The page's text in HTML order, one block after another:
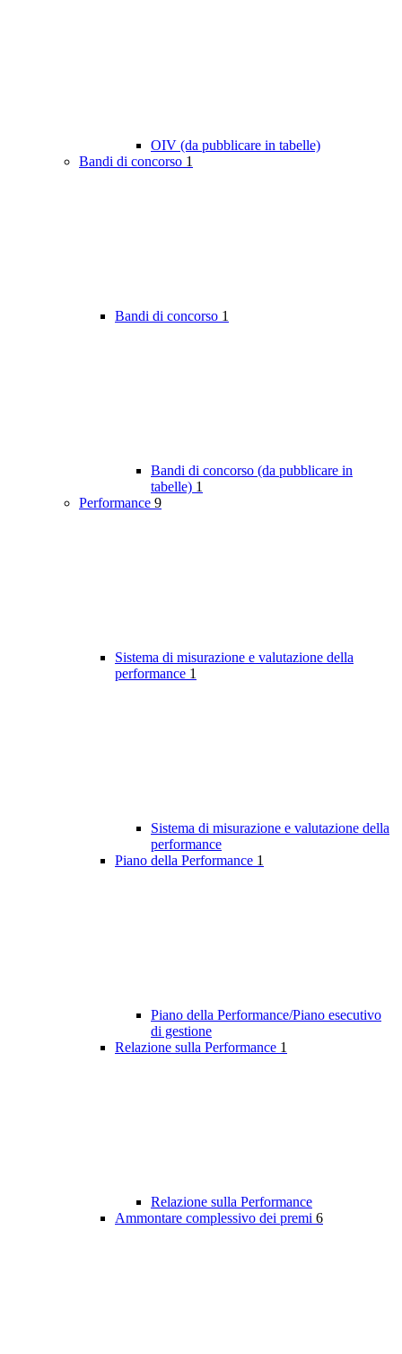
OIV (da pubblicare in tabelle)
Bandi di concorso 1
Bandi di concorso 1
Bandi di concorso (da pubblicare in
tabelle) 1
Performance 9
Sistema di misurazione e valutazione della
performance 1
Sistema di misurazione e valutazione della
performance
Piano della Performance 1
Piano della Performance/Piano esecutivo
di gestione
Relazione sulla Performance 1
Relazione sulla Performance
Ammontare complessivo dei premi 6